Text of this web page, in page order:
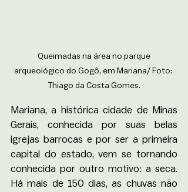
arqueológico do Gogô, em Mariana/ Foto:
Thiago da Costa Gomes.
Mariana, a histórica cidade de Minas
Gerais, conhecida por suas belas
igrejas barrocas e por ser a primeira
capital do estado, vem se tornando
conhecida por outro motivo: a seca.
Há mais de 150 dias, as chuvas não